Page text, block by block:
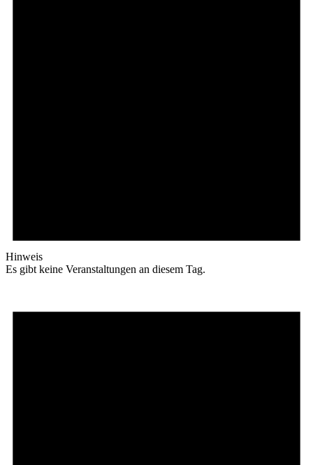
Hinweis
Es gibt keine Veranstaltungen an diesem Tag.